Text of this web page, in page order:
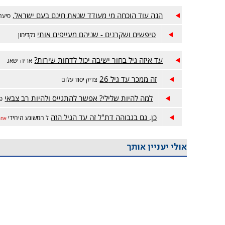
הנה עוד הוכחה מי מעודד שנאת חינם בעם ישראל.
טיפשים ושקרנים - שניהם מעייפים אותי נקדימון
עד איזה גיל בחור ישיבה יכול לדחות שירות? אריה ישאג
זה ממכר עד גיל 26 צדיק יסוד עלום
למה להיות שלילי? אפשר להתגייס ולהיות רב צבאי
כן, גם בגבוהה דת"ל זה עד הגיל הזה ל המשוגע היחידי
אולי יעניין אותך